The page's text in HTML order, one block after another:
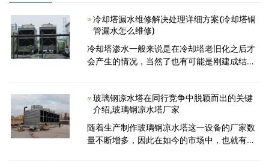
冷却塔漏水维修解决处理详细方案(冷却塔铜
管漏水怎么维修)
冷却塔渗水一般来说是在冷却塔老旧化之后才
会产生的情况，当然了也有可能是刚建成结束
是这类都没有问
玻璃钢凉水塔在同行竞争中脱颖而出的关键
介绍,玻璃钢凉水塔厂家
随着生产制作玻璃钢凉水塔这一设备的厂家数
量不断增多，因此在如今的市场中，也就有很